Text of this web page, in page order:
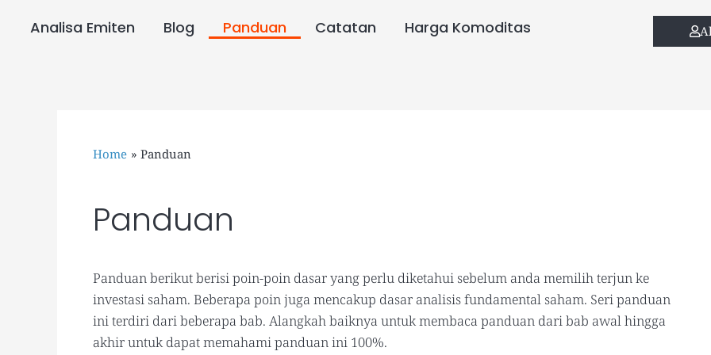
Analisa Emiten Blog Panduan Catatan Harga Komoditas
Home Panduan
Panduan
Panduan berikut berisi poin-poin dasar yang perlu diketahui sebelum anda memilih terjun ke
investasi saham. Beberapa poin juga mencakup dasar analisis fundamental saham. Seri panduan
ini terdiri dari beberapa bab. Alangkah baiknya untuk membaca panduan dari bab awal hingga
akhir untuk dapat memahami panduan ini 100%.